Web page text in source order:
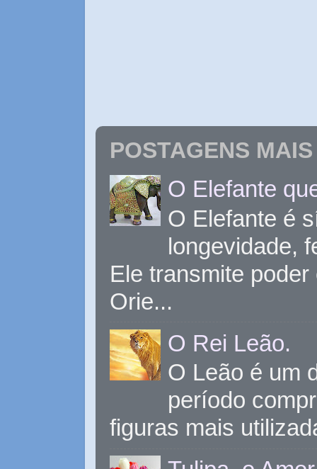
POSTAGENS
O Elefante
O Elefante é
longevidade,
Ele transmite
Orie...
O Rei Leão.
O Leão é um
período
figuras mais